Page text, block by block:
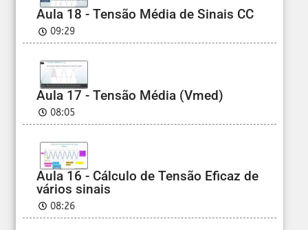
Aula 18 - Tensão Média de Sinais CC
09:29
Aula 17 - Tensão Média (Vmed)
08:05
Aula 16 - Cálculo de Tensão Eficaz de
vários sinais
08:26